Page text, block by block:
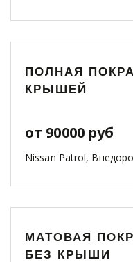
ПОЛНАЯ
КРЫШЕЙ
от 90000 руб
Nissan Patrol,
МАТОВАЯ
БЕЗ КРЫШИ